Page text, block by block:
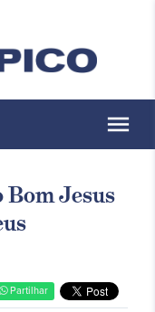
menu
Bom Jesus
Partilhar